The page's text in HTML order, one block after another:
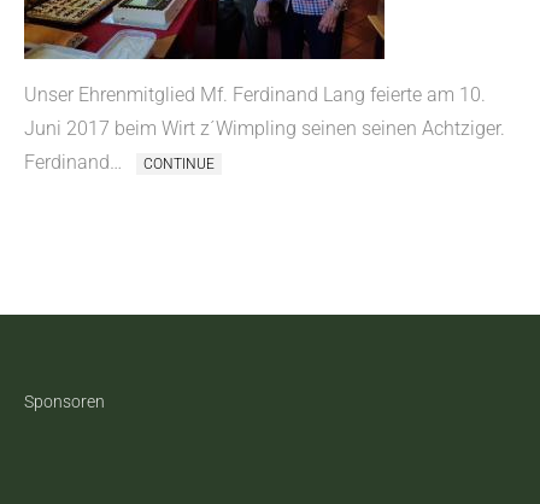
Unser Ehrenmitglied Mf. Ferdinand Lang feierte am 10.
Juni 2017 beim Wirt z´Wimpling seinen seinen Achtziger.
Ferdinand…
CONTINUE
Sponsoren